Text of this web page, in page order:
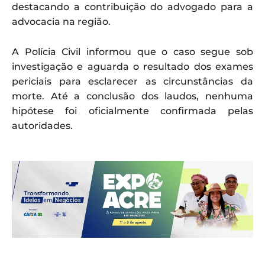
destacando a contribuição do advogado para a
advocacia na região.
A Polícia Civil informou que o caso segue sob
investigação e aguarda o resultado dos exames
periciais para esclarecer as circunstâncias da
morte. Até a conclusão dos laudos, nenhuma
hipótese foi oficialmente confirmada pelas
autoridades.